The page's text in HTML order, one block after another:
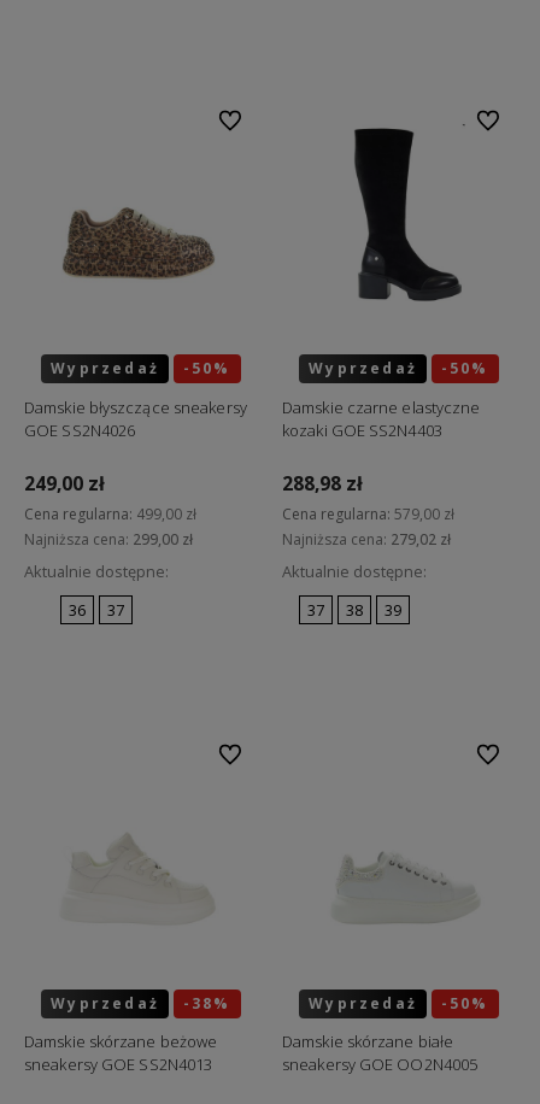
-50%
Wyprzedaż
Damskie błyszczące sneakersy
GOE SS2N4026
249,00 zł
Cena regularna: 499,00 zł
Najniższa cena: 299,00 zł
Aktualnie dostępne:
36
37
Do ulubionych
-50%
Okazja
Wyprzedaż
Damskie czarne elastyczne
kozaki GOE SS2N4403
288,98 zł
Cena regularna: 579,00 zł
Najniższa cena: 279,02 zł
Aktualnie dostępne:
37
38 39
Do
-38%
Okazja
Wyprzedaż
Damskie skórzane beżowe
sneakersy GOE SS2N4013
Do ulubionych
-50%
Okazja
Wyprzedaż
Damskie skórzane białe
sneakersy GOE OO2N4005
Do